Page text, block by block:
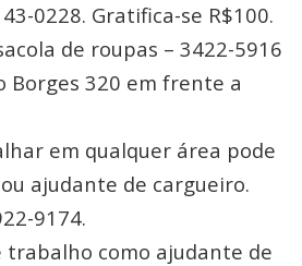
0228. Gratifica-se R$100.
de roupas – 3422-5916
Borges 320 em frente a
em qualquer área pode
ajudante de cargueiro.
9174.
trabalho como ajudante de